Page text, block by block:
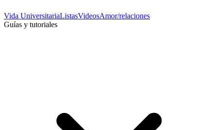
Vida UniversitariaListasVideosAmor/relaciones
Guías y tutoriales